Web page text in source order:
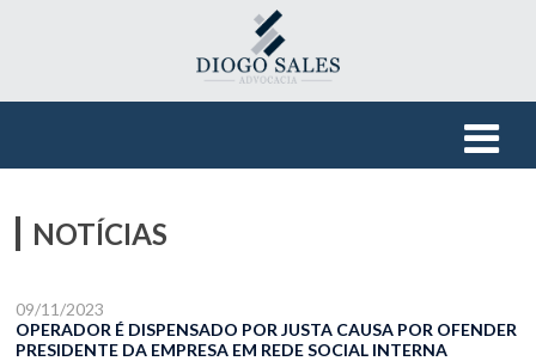
NOTÍCIAS
09/11/2023
OPERADOR É DISPENSADO POR JUSTA CAUSA POR OFENDER
PRESIDENTE DA EMPRESA EM REDE SOCIAL INTERNA